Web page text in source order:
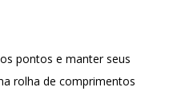
pontos e manter seus
rolha de comprimentos